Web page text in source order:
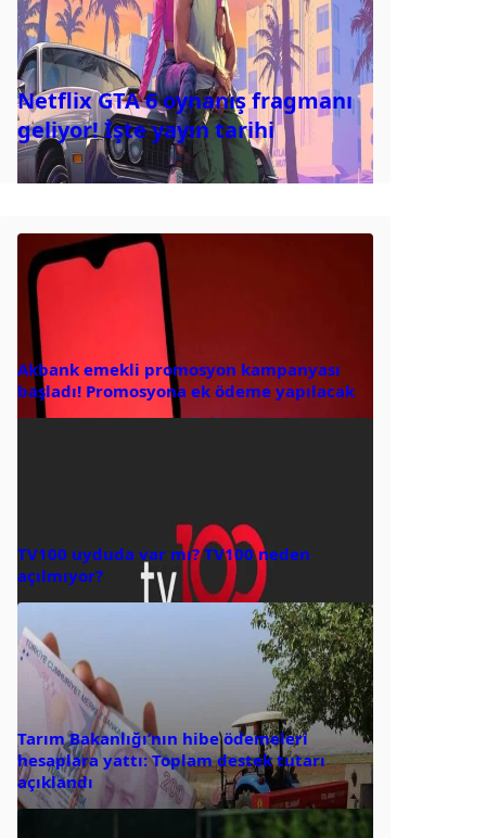
Netflix GTA 6 oynanış fragmanı
geliyor! İşte yayın tarihi
Akbank emekli promosyon kampanyası
başladı! Promosyona ek ödeme yapılacak
TV100 uyduda var mı? TV100 neden
açılmıyor?
Tarım Bakanlığı’nın hibe ödemeleri
hesaplara yattı: Toplam destek tutarı
açıklandı